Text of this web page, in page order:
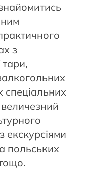
з
спеціальних
екскурсіями
польських